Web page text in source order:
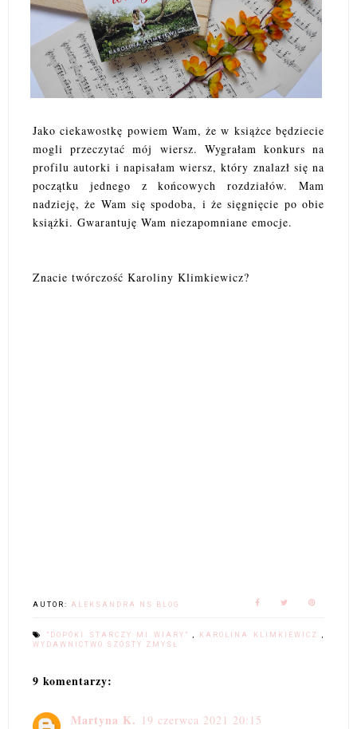
Jako ciekawostkę powiem Wam, że w książce będziecie
mogli przeczytać mój wiersz. Wygrałam konkurs na
profilu autorki i napisałam wiersz, który znalazł się na
początku jednego z końcowych rozdziałów. Mam
nadzieję, że Wam się spodoba, i że sięgnięcie po obie
książki. Gwarantuję Wam niezapomniane emocje.
Znacie twórczość Karoliny Klimkiewicz?
AUTOR: ALEKSANDRA NS BLOG
"DOPÓKI STARCZY MI WIARY" KAROLINA KLIMKIEWICZ
WYDAWNICTWO SZÓSTY ZMYSŁ
9 komentarzy:
Martyna K. 19 czerwca 2021 20:15